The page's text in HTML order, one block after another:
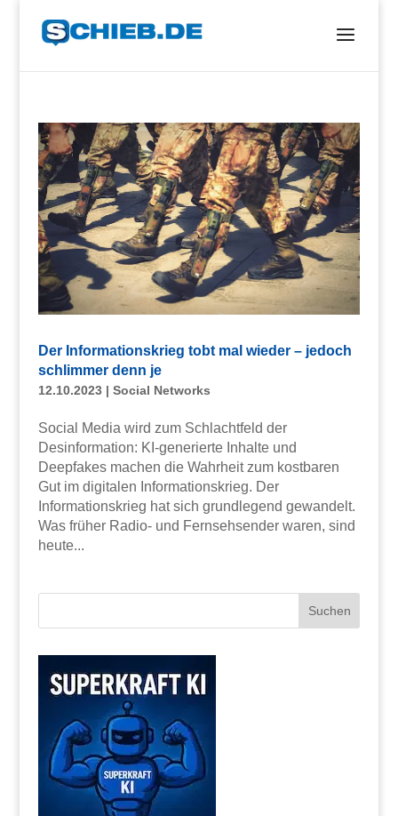
Der Informationskrieg tobt mal wieder – jedoch
schlimmer denn je
12.10.2023| Social Networks
Social Media wird zum Schlachtfeld der
Desinformation: KI-generierte Inhalte und
Deepfakes machen die Wahrheit zum kostbaren
Gut im digitalen Informationskrieg. Der
Informationskrieg hat sich grundlegend gewandelt.
Was früher Radio- und Fernsehsender waren, sind
heute...